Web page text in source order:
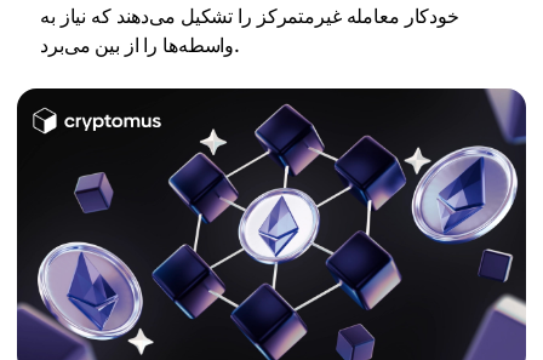
خودکار معامله غیرمتمرکز را تشکیل می‌دهند که نیاز به
واسطه‌ها را از بین می‌برد.